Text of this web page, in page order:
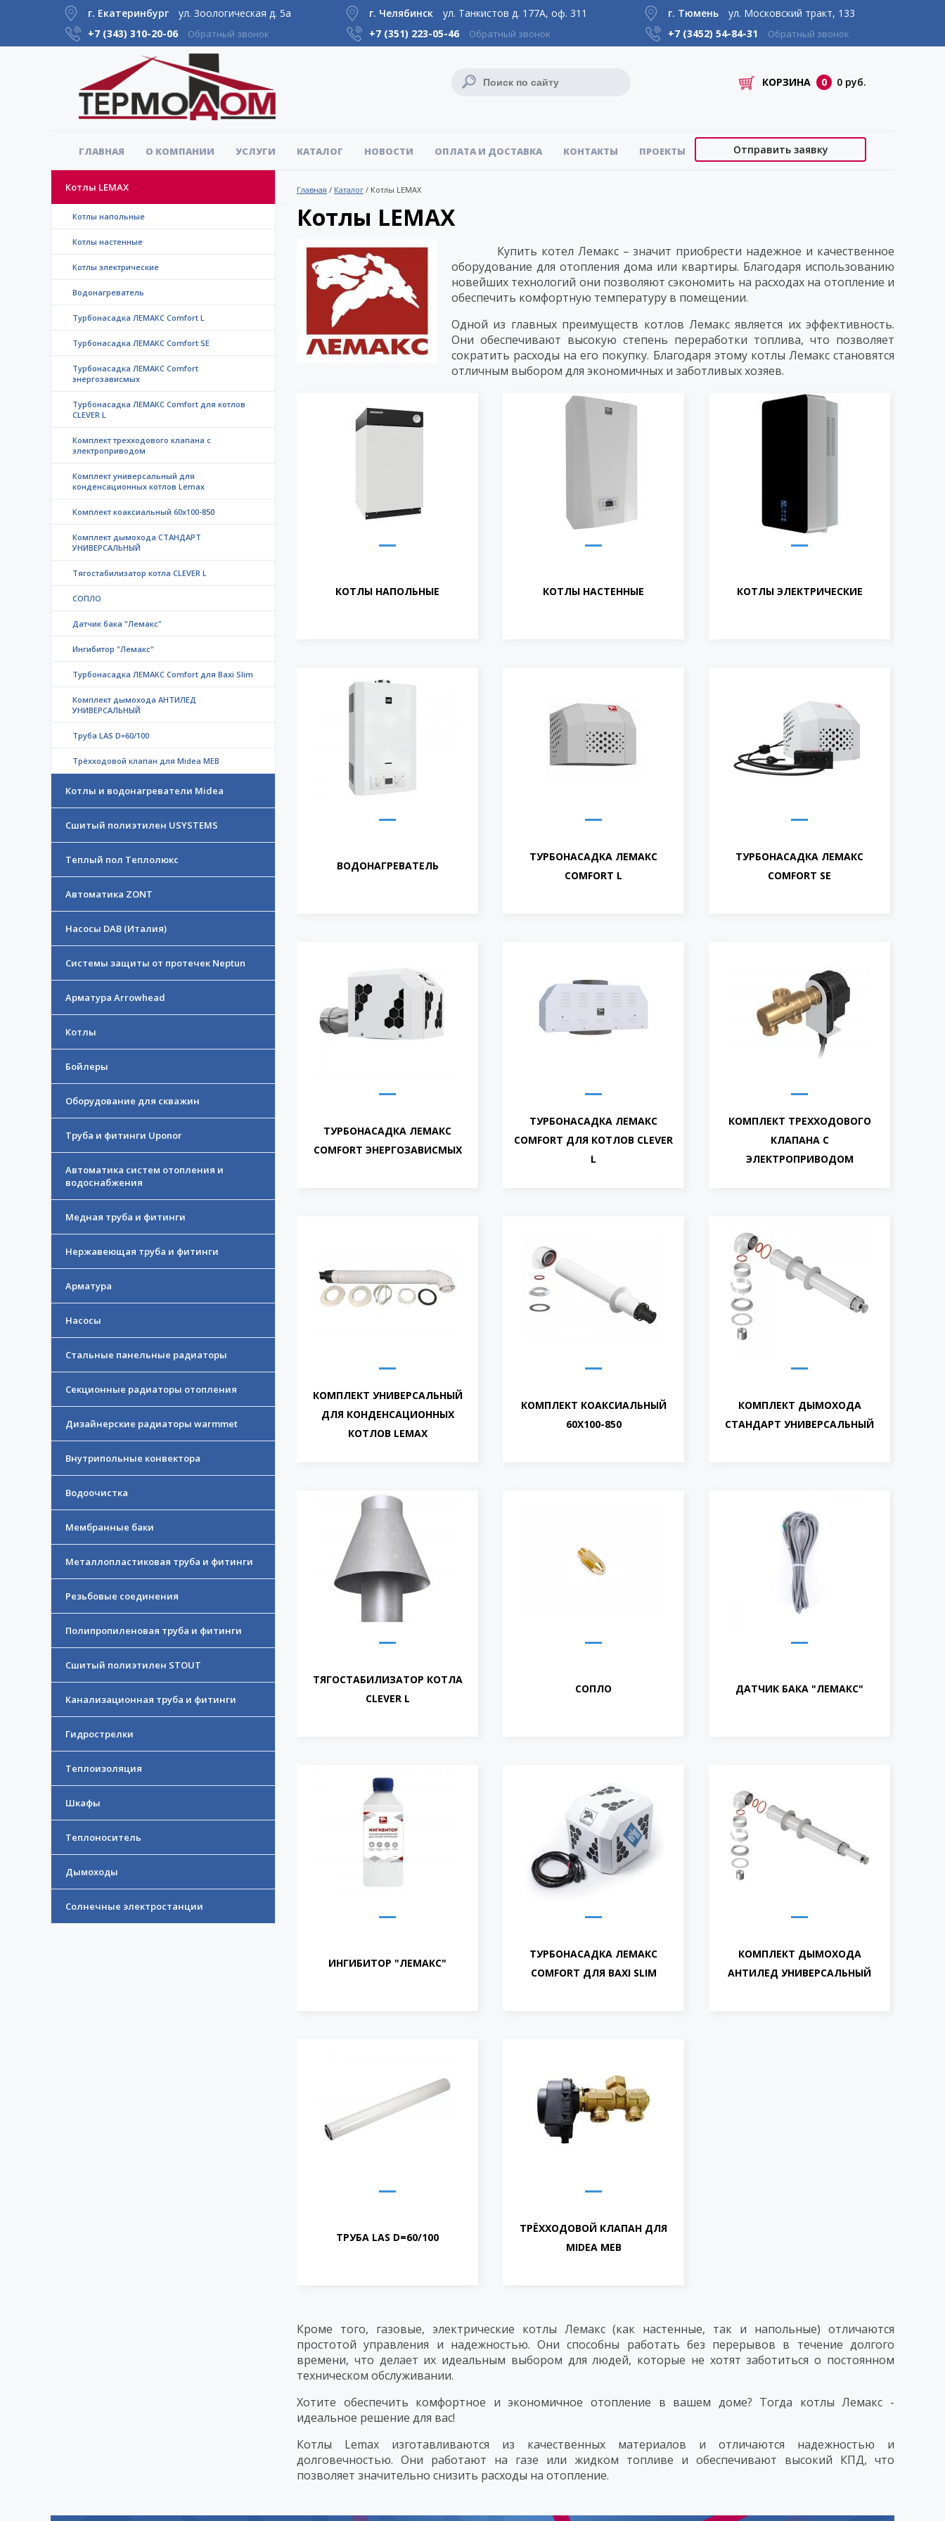
г. Екатеринбург
ул. Зоологическая д. 5а
+7 (343) 310-20-06 Обратный звонок
г. Челябинск
ул. Танкистов д. 177А, оф. 311
+7 (351) 223-05-46 Обратный звонок
г. Тюмень
ул. Московский тракт, 133
+7 (3452) 54-84-31 Обратный звонок
КОРЗИНА 0 0 руб.
Отправить заявку
ГЛАВНАЯ О КОМПАНИИ УСЛУГИ КАТАЛОГ НОВОСТИ ОПЛАТА И ДОСТАВКА КОНТАКТЫ ПРОЕКТЫ
Котлы LEMAX
Котлы напольные
Котлы настенные
Котлы электрические
Водонагреватель
Турбонасадка ЛЕМАКС Comfort L
Турбонасадка ЛЕМАКС Comfort SE
Турбонасадка ЛЕМАКС Comfort
энергозависмых
Турбонасадка ЛЕМАКС Comfort для котлов
CLEVER L
Комплект трехходового клапана с
электроприводом
Комплект универсальный для
конденсационных котлов Lemax
Комплект коаксиальный 60х100-850
Комплект дымохода СТАНДАРТ
УНИВЕРСАЛЬНЫЙ
Тягостабилизатор котла CLEVER L
СОПЛО
Датчик бака "Лемакс"
Ингибитор "Лемакс"
Турбонасадка ЛЕМАКС Comfort для Baxi Slim
Комплект дымохода АНТИЛЕД
УНИВЕРСАЛЬНЫЙ
Труба LAS D=60/100
Трёхходовой клапан для Midea MEB
Котлы и водонагреватели Midea
Сшитый полиэтилен USYSTEMS
Теплый пол Теплолюкс
Автоматика ZONT
Насосы DAB (Италия)
Системы защиты от протечек Neptun
Арматура Arrowhead
Котлы
Бойлеры
Оборудование для скважин
Труба и фитинги Uponor
Автоматика систем отопления и
водоснабжения
Медная труба и фитинги
Нержавеющая труба и фитинги
Арматура
Насосы
Стальные панельные радиаторы
Секционные радиаторы отопления
Дизайнерские радиаторы warmmet
Внутрипольные конвектора
Водоочистка
Мембранные баки
Металлопластиковая труба и фитинги
Резьбовые соединения
Полипропиленовая труба и фитинги
Сшитый полиэтилен STOUT
Канализационная труба и фитинги
Гидрострелки
Теплоизоляция
Шкафы
Теплоноситель
Дымоходы
Солнечные электростанции
Главная / Каталог / Котлы LEMAX
Котлы LEMAX
Купить котел Лемакс – значит приобрести надежное и качественное
оборудование для отопления дома или квартиры. Благодаря использованию
новейших технологий они позволяют сэкономить на расходах на отопление и
обеспечить комфортную температуру в помещении.
Одной из главных преимуществ котлов Лемакс является их эффективность.
Они обеспечивают высокую степень переработки топлива, что позволяет
сократить расходы на его покупку. Благодаря этому котлы Лемакс становятся
отличным выбором для экономичных и заботливых хозяев.
КОТЛЫ НАПОЛЬНЫЕ КОТЛЫ НАСТЕННЫЕ КОТЛЫ ЭЛЕКТРИЧЕСКИЕ
ВОДОНАГРЕВАТЕЛЬ
ТУРБОНАСАДКА ЛЕМАКС
COMFORT L
ТУРБОНАСАДКА ЛЕМАКС
COMFORT SE
ТУРБОНАСАДКА ЛЕМАКС
COMFORT ЭНЕРГОЗАВИСМЫХ
ТУРБОНАСАДКА ЛЕМАКС
COMFORT ДЛЯ КОТЛОВ CLEVER
L
КОМПЛЕКТ ТРЕХХОДОВОГО
КЛАПАНА С
ЭЛЕКТРОПРИВОДОМ
КОМПЛЕКТ УНИВЕРСАЛЬНЫЙ
ДЛЯ КОНДЕНСАЦИОННЫХ
КОТЛОВ LEMAX
КОМПЛЕКТ КОАКСИАЛЬНЫЙ
60Х100-850
КОМПЛЕКТ ДЫМОХОДА
СТАНДАРТ УНИВЕРСАЛЬНЫЙ
ТЯГОСТАБИЛИЗАТОР КОТЛА
CLEVER L
СОПЛО ДАТЧИК БАКА "ЛЕМАКС"
ИНГИБИТОР "ЛЕМАКС"
ТУРБОНАСАДКА ЛЕМАКС
COMFORT ДЛЯ BAXI SLIM
КОМПЛЕКТ ДЫМОХОДА
АНТИЛЕД УНИВЕРСАЛЬНЫЙ
ТРУБА LAS D=60/100
ТРЁХХОДОВОЙ КЛАПАН ДЛЯ
MIDEA MEB
Кроме того, газовые, электрические котлы Лемакс (как настенные, так и напольные) отличаются
простотой управления и надежностью. Они способны работать без перерывов в течение долгого
времени, что делает их идеальным выбором для людей, которые не хотят заботиться о постоянном
техническом обслуживании.
Хотите обеспечить комфортное и экономичное отопление в вашем доме? Тогда котлы Лемакс -
идеальное решение для вас!
Котлы Lemax изготавливаются из качественных материалов и отличаются надежностью и
долговечностью. Они работают на газе или жидком топливе и обеспечивают высокий КПД, что
позволяет значительно снизить расходы на отопление.